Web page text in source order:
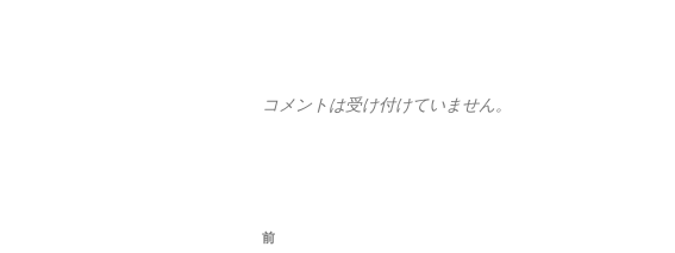
コメントは受け付けていません。
投
前
前